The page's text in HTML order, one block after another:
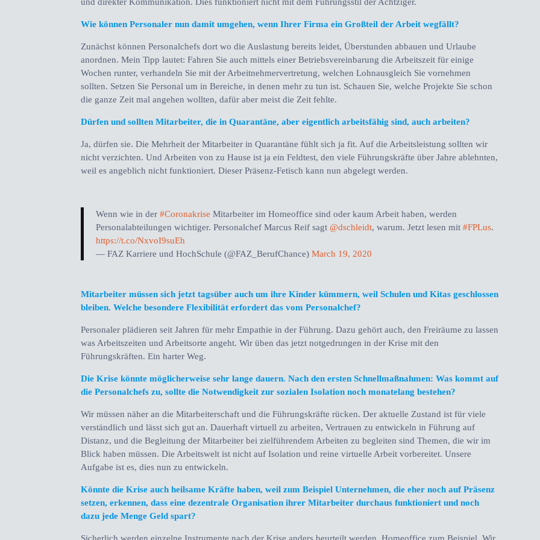
Wie können Personaler nun damit umgehen, wenn Ihrer Firma ein Großteil der Arbeit wegfällt?
Zunächst können Personalchefs dort wo die Auslastung bereits leidet, Überstunden abbauen und Urlaube
anordnen. Mein Tipp lautet: Fahren Sie auch mittels einer Betriebsvereinbarung die Arbeitszeit für einige
Wochen runter, verhandeln Sie mit der Arbeitnehmervertretung, welchen Lohnausgleich Sie vornehmen
sollten. Setzen Sie Personal um in Bereiche, in denen mehr zu tun ist. Schauen Sie, welche Projekte Sie schon
die ganze Zeit mal angehen wollten, dafür aber meist die Zeit fehlte.
Dürfen und sollten Mitarbeiter, die in Quarantäne, aber eigentlich arbeitsfähig sind, auch arbeiten?
Ja, dürfen sie. Die Mehrheit der Mitarbeiter in Quarantäne fühlt sich ja fit. Auf die Arbeitsleistung sollten wir
nicht verzichten. Und Arbeiten von zu Hause ist ja ein Feldtest, den viele Führungskräfte über Jahre ablehnten,
weil es angeblich nicht funktioniert. Dieser Präsenz-Fetisch kann nun abgelegt werden.
Wenn wie in der#Coronakrise Mitarbeiter im Homeoffice sind oder kaum Arbeit haben, werden
Personalabteilungen wichtiger. Personalchef Marcus Reif sagt@dschleidt, warum. Jetzt lesen mit#FPLus.
https://t.co/NxvoI9suEh
— FAZ Karriere und HochSchule (@FAZ_BerufChance)March 19, 2020
Mitarbeiter müssen sich jetzt tagsüber auch um ihre Kinder kümmern, weil Schulen und Kitas geschlossen
bleiben. Welche besondere Flexibilität erfordert das vom Personalchef?
Personaler plädieren seit Jahren für mehr Empathie in der Führung. Dazu gehört auch, den Freiräume zu lassen
was Arbeitszeiten und Arbeitsorte angeht. Wir üben das jetzt notgedrungen in der Krise mit den
Führungskräften. Ein harter Weg.
Die Krise könnte möglicherweise sehr lange dauern. Nach den ersten Schnellmaßnahmen: Was kommt auf
die Personalchefs zu, sollte die Notwendigkeit zur sozialen Isolation noch monatelang bestehen?
Wir müssen näher an die Mitarbeiterschaft und die Führungskräfte rücken. Der aktuelle Zustand ist für viele
verständlich und lässt sich gut an. Dauerhaft virtuell zu arbeiten, Vertrauen zu entwickeln in Führung auf
Distanz, und die Begleitung der Mitarbeiter bei zielführendem Arbeiten zu begleiten sind Themen, die wir im
Blick haben müssen. Die Arbeitswelt ist nicht auf Isolation und reine virtuelle Arbeit vorbereitet. Unsere
Aufgabe ist es, dies nun zu entwickeln.
Könnte die Krise auch heilsame Kräfte haben, weil zum Beispiel Unternehmen, die eher noch auf Präsenz
setzen, erkennen, dass eine dezentrale Organisation ihrer Mitarbeiter durchaus funktioniert und noch
dazu jede Menge Geld spart?